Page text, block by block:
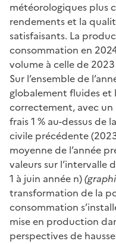
météorologiques plus
rendements et la
satisfaisants. La
consommation en
volume à celle de
Sur l’ensemble de
globalement fluides et
correctement, avec
frais 1 % au-dessus de
civile précédente
moyenne de l’année
valeurs sur l’intervalle
1 à juin année n)
transformation de la
consommation
mise en production
perspectives de